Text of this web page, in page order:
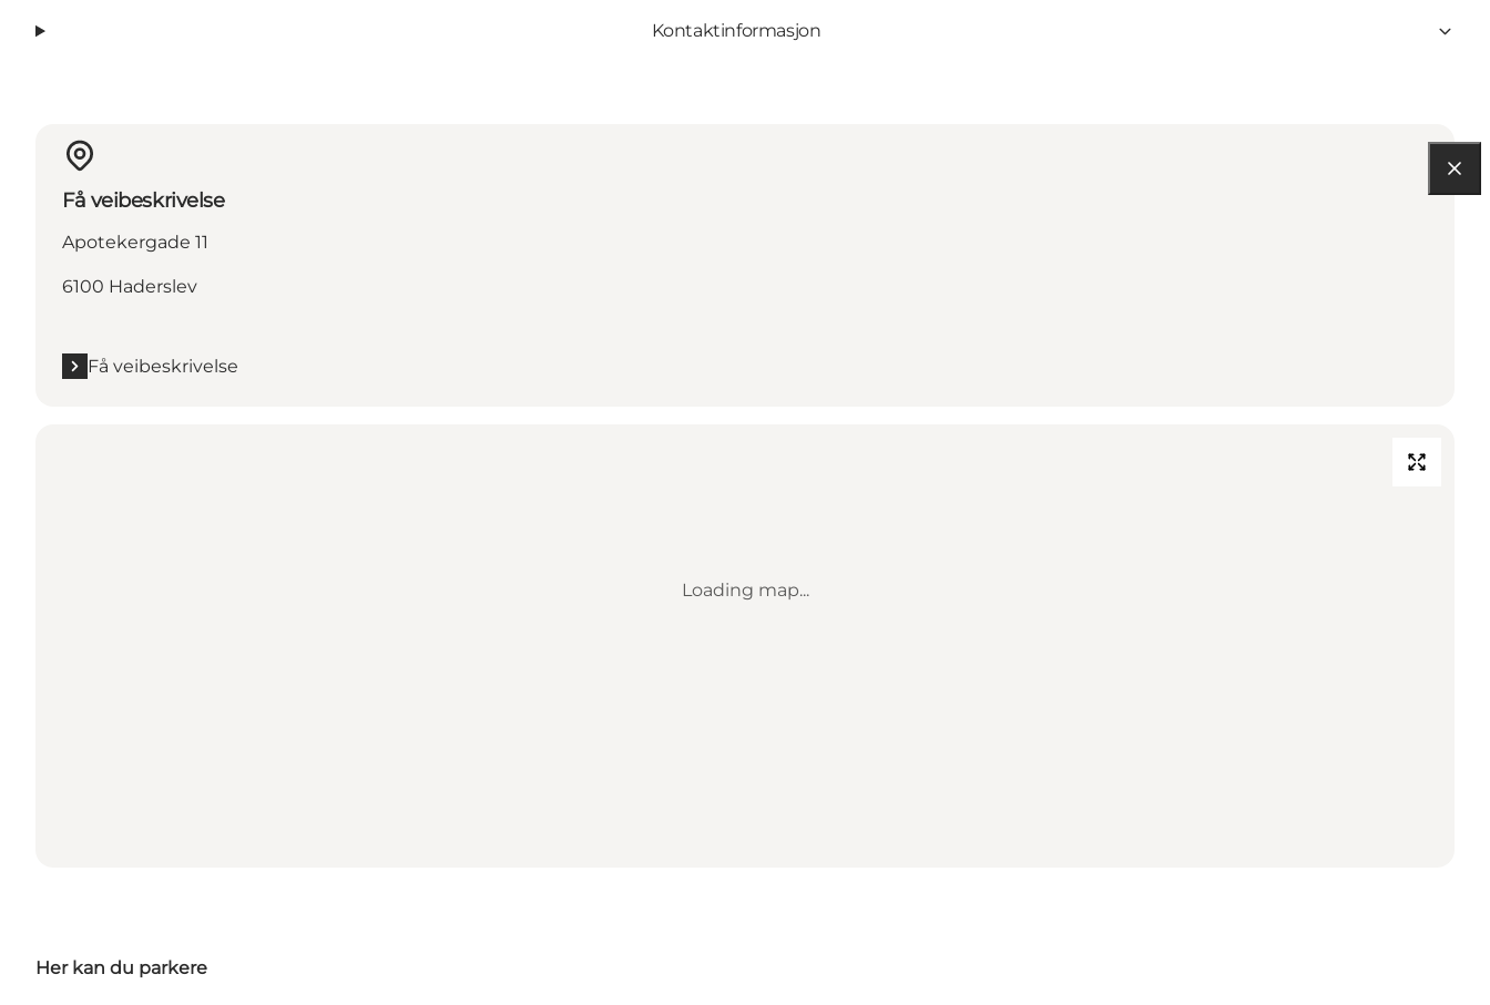
Kontaktinformasjon
Få veibeskrivelse
Apotekergade 11
6100 Haderslev
Få veibeskrivelse
Loading map...
Her kan du parkere